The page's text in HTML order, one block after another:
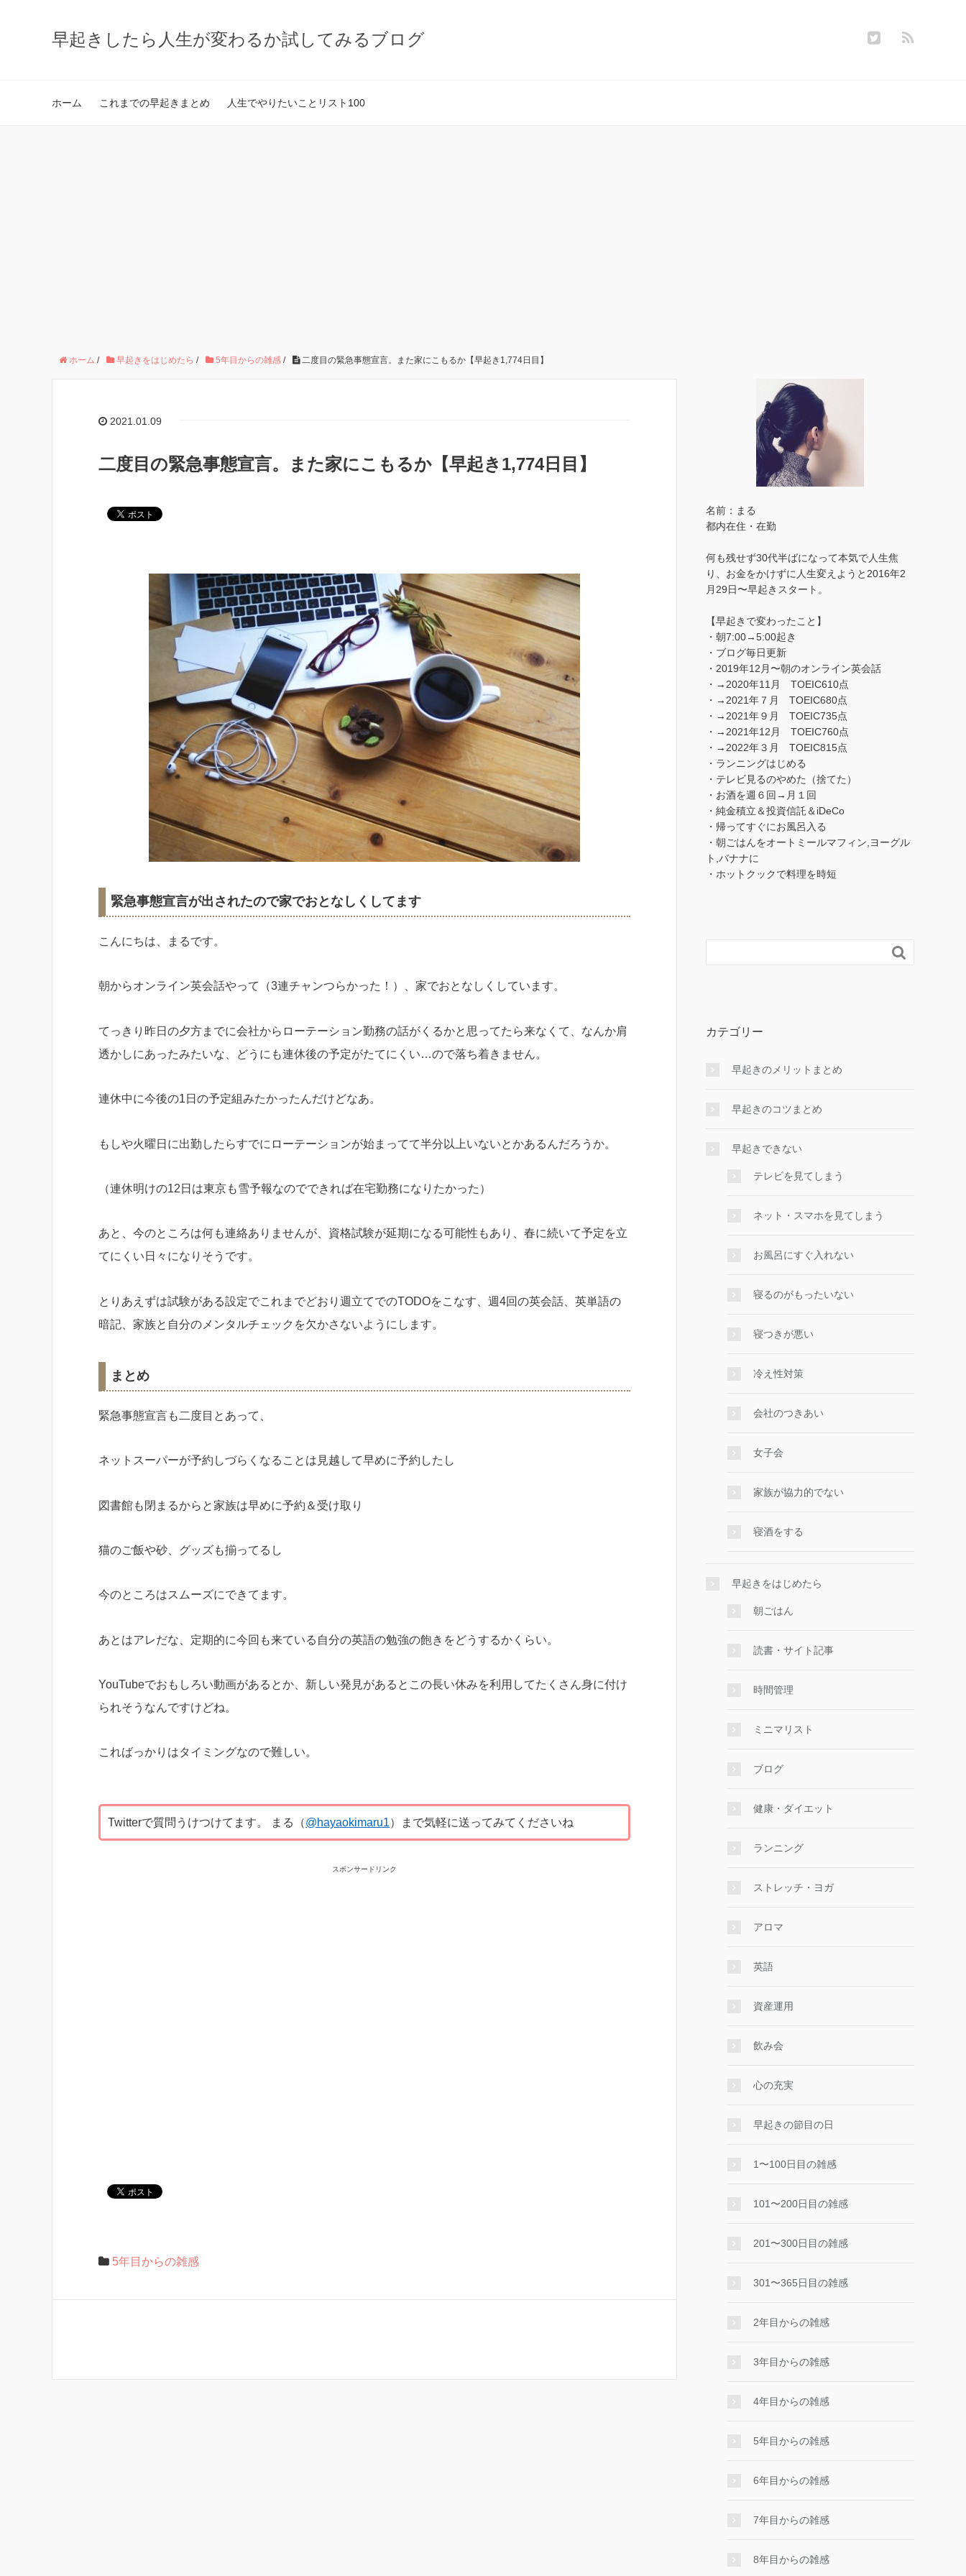
早起きしたら人生が変わるか試してみるブログ
ホーム これまでの早起きまとめ 人生でやりたいことリスト100
ホーム / 早起きをはじめたら / 5年目からの雑感 / 二度目の緊急事態宣言。また家にこもるか【早起き1,774日目】
2021.01.09
二度目の緊急事態宣言。また家にこもるか【早起き1,774日目】
緊急事態宣言が出されたので家でおとなしくしてます
こんにちは、まるです。
朝からオンライン英会話やって（3連チャンつらかった！）、家でおとなしくしています。
てっきり昨日の夕方までに会社からローテーション勤務の話がくるかと思ってたら来なくて、なんか肩
透かしにあったみたいな、どうにも連休後の予定がたてにくい…ので落ち着きません。
連休中に今後の1日の予定組みたかったんだけどなあ。
もしや火曜日に出勤したらすでにローテーションが始まってて半分以上いないとかあるんだろうか。
（連休明けの12日は東京も雪予報なのでできれば在宅勤務になりたかった）
あと、今のところは何も連絡ありませんが、資格試験が延期になる可能性もあり、春に続いて予定を立
てにくい日々になりそうです。
とりあえずは試験がある設定でこれまでどおり週立てでのTODOをこなす、週4回の英会話、英単語の
暗記、家族と自分のメンタルチェックを欠かさないようにします。
まとめ
緊急事態宣言も二度目とあって、
ネットスーパーが予約しづらくなることは見越して早めに予約したし
図書館も閉まるからと家族は早めに予約＆受け取り
猫のご飯や砂、グッズも揃ってるし
今のところはスムーズにできてます。
あとはアレだな、定期的に今回も来ている自分の英語の勉強の飽きをどうするかくらい。
YouTubeでおもしろい動画があるとか、新しい発見があるとこの長い休みを利用してたくさん身に付け
られそうなんですけどね。
こればっかりはタイミングなので難しい。
Twitterで質問うけつけてます。 まる（@hayaokimaru1）まで気軽に送ってみてくださいね
スポンサードリンク
5年目からの雑感
名前：まる
都内在住・在勤
何も残せず30代半ばになって本気で人生焦
り、お金をかけずに人生変えようと2016年2
月29日〜早起きスタート。
【早起きで変わったこと】
・朝7:00→5:00起き
・ブログ毎日更新
・2019年12月〜朝のオンライン英会話
・→2020年11月 TOEIC610点
・→2021年７月 TOEIC680点
・→2021年９月 TOEIC735点
・→2021年12月 TOEIC760点
・→2022年３月 TOEIC815点
・ランニングはじめる
・テレビ見るのやめた（捨てた）
・お酒を週６回→月１回
・純金積立＆投資信託＆iDeCo
・帰ってすぐにお風呂入る
・朝ごはんをオートミールマフィン,ヨーグル
ト,バナナに
・ホットクックで料理を時短

カテゴリー
早起きのメリットまとめ
早起きのコツまとめ
早起きできない
テレビを見てしまう
ネット・スマホを見てしまう
お風呂にすぐ入れない
寝るのがもったいない
寝つきが悪い
冷え性対策
会社のつきあい
女子会
家族が協力的でない
寝酒をする
早起きをはじめたら
朝ごはん
読書・サイト記事
時間管理
ミニマリスト
ブログ
健康・ダイエット
ランニング
ストレッチ・ヨガ
アロマ
英語
資産運用
飲み会
心の充実
早起きの節目の日
1〜100日目の雑感
101〜200日目の雑感
201〜300日目の雑感
301〜365日目の雑感
2年目からの雑感
3年目からの雑感
4年目からの雑感
5年目からの雑感
6年目からの雑感
7年目からの雑感
8年目からの雑感